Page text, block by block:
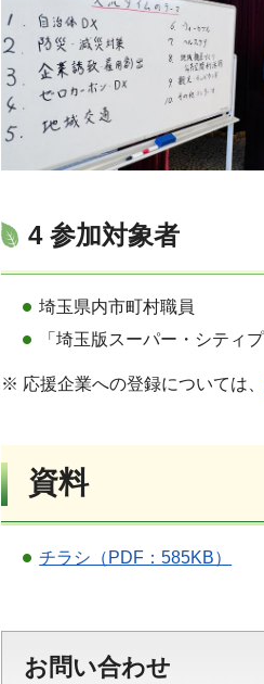
4 参加対象者
埼玉県内市町村職員
「埼玉版スーパー・シティ
※ 応援企業への登録については、
資料
チラシ（PDF：585KB）
お問い合わせ